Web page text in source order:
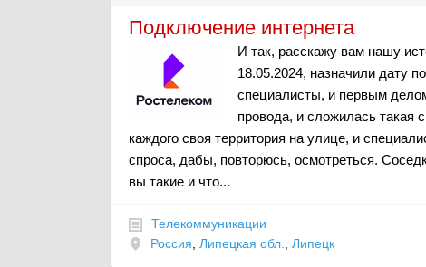
Подключение интернета
И так, расскажу вам нашу
18.05.2024, назначили дату
специалисты, и первым
провода, и сложилась такая
каждого своя территория на улице, и
спроса, дабы, повторюсь, осмотреться.
вы такие и что...
Телекоммуникации
Россия
Липецкая обл. Липецк